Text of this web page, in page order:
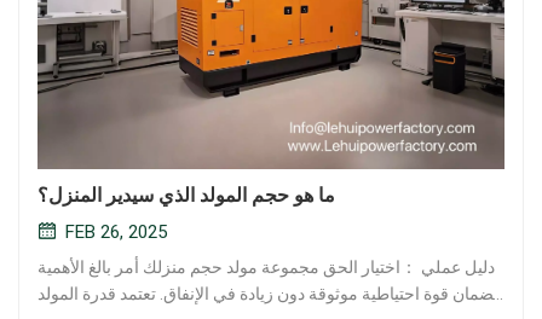
ما هو حجم المولد الذي سيدير المنزل؟
FEB 26, 2025
دليل عملي ：اختيار الحق مجموعة مولد حجم منزلك أمر بالغ الأهمية
لضمان قوة احتياطية موثوقة دون زيادة في الإنفاق. تعتمد قدرة المولد